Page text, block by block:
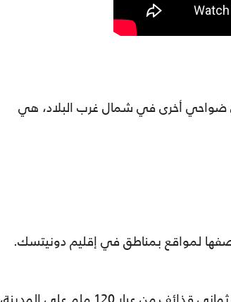
ضواحي أخرى في شمال غرب البلاد، هي
لمواقع بمناطق في إقليم دونيتسك.